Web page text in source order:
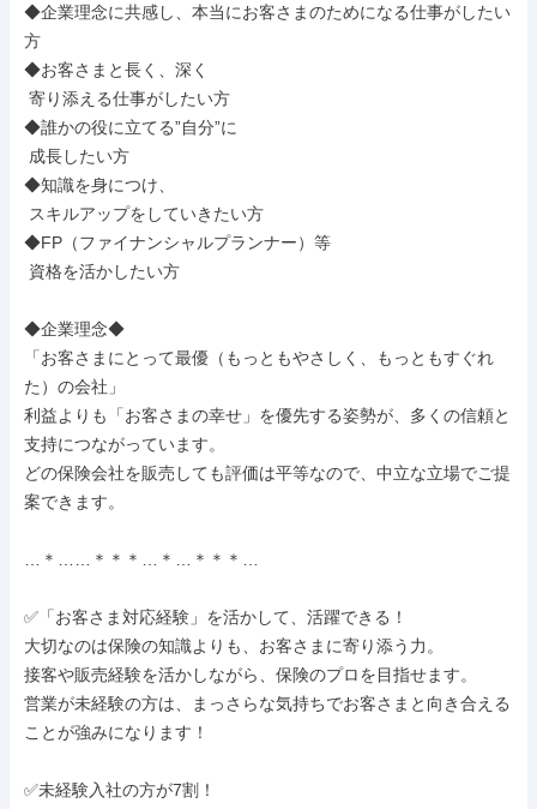
◆企業理念に共感し、本当にお客さまのためになる仕事がしたい
方
◆お客さまと長く、深く
◆誰かの役に立てる”自分”に
◆知識を身につけ、
◆FP（ファイナンシャルプランナー）等
◆企業理念◆
「お客さまにとって最優（もっともやさしく、もっともすぐれ
た）の会社」
利益よりも「お客さまの幸せ」を優先する姿勢が、多くの信頼と
支持につながっています。
どの保険会社を販売しても評価は平等なので、中立な立場でご提
案できます。
…＊……＊＊＊…＊…＊＊＊…
✅「お客さま対応経験」を活かして、活躍できる！
大切なのは保険の知識よりも、お客さまに寄り添う力。
接客や販売経験を活かしながら、保険のプロを目指せます。
営業が未経験の方は、まっさらな気持ちでお客さまと向き合える
ことが強みになります！
✅未経験入社の方が7割！